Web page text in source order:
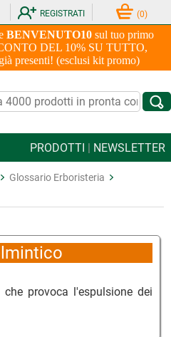
BENVENUTO10 sul tuo primo
DEL 10% SU TUTTO,
presenti! (esclusi kit promo)
REGISTRATI (0)
PRODOTTI | NEWSLETTER
Glossario Erboristeria
provoca l'espulsione dei